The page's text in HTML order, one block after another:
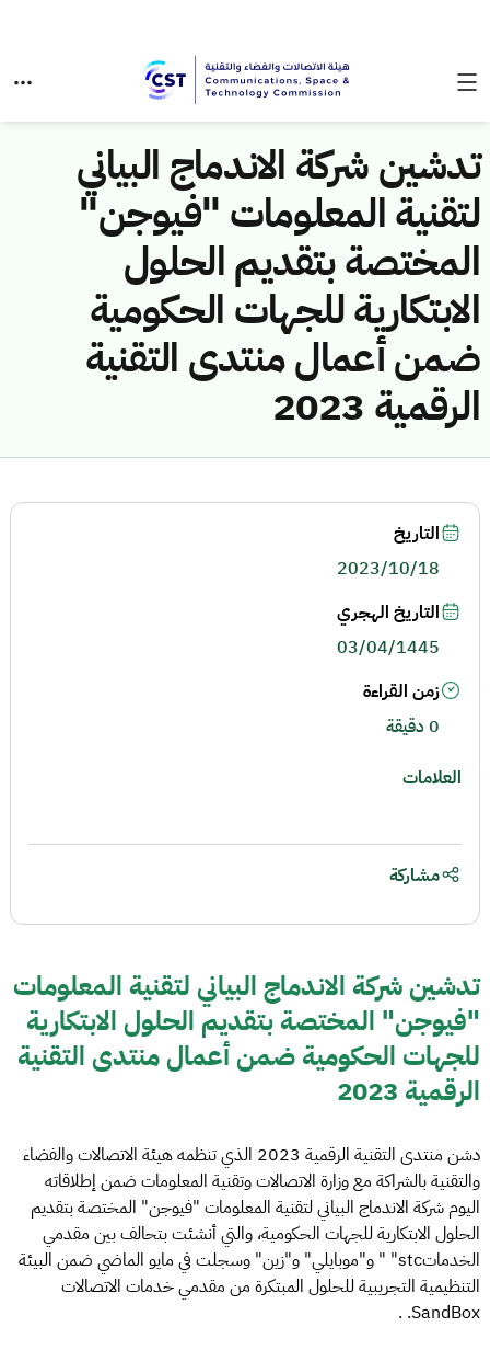
تدشين شركة الاندماج البياني
لتقنية المعلومات "فيوجن"
المختصة بتقديم الحلول
الابتكارية للجهات الحكومية
ضمن أعمال منتدى التقنية
الرقمية 2023
تدشين شركة الاندماج البياني لتقنية المعلومات
"فيوجن" المختصة بتقديم الحلول الابتكارية
للجهات الحكومية ضمن أعمال منتدى التقنية
الرقمية 2023
دشن منتدى التقنية الرقمية 2023 الذي تنظمه هيئة الاتصالات والفضاء
والتقنية بالشراكة مع وزارة الاتصالات وتقنية المعلومات ضمن إطلاقاته
اليوم شركة الاندماج البياني لتقنية المعلومات "فيوجن" المختصة بتقديم
الحلول الابتكارية للجهات الحكومية، والتي أنشئت بتحالف بين مقدمي
الخدماتstc" " و"موبايلي" و"زين" وسجلت في مايو الماضي ضمن البيئة
التنظيمية التجريبية للحلول المبتكرة من مقدمي خدمات الاتصالات
SandBox. .
التاريخ
2023/10/18
التاريخ الهجري
03/04/1445
زمن القراءة
0 دقيقة
العلامات
مشاركة